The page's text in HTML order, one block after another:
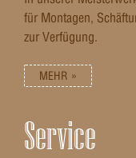
für Montagen,
zur Verfügung.
MEHR »
Service